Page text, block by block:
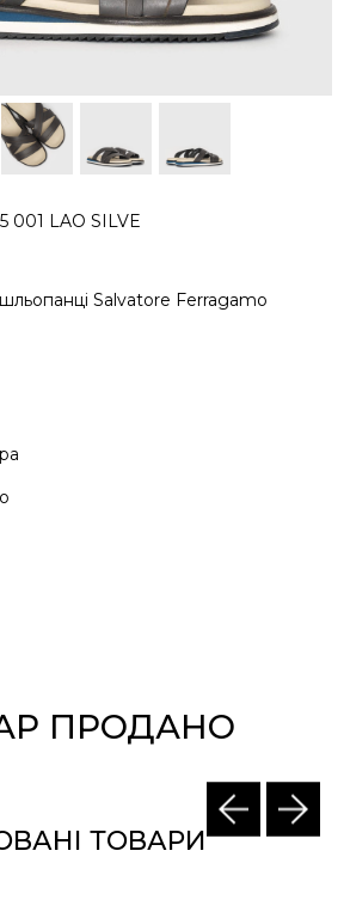
001 LAO SILVE
шльопанці Salvatore Ferragamo
ПРОДАНО
ТОВАРИ